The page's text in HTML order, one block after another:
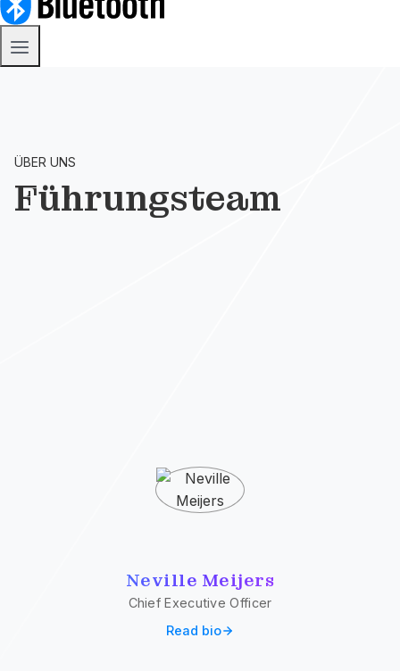
ÜBER UNS
Führungsteam
Neville Meijers
Chief Executive Officer
Read bio